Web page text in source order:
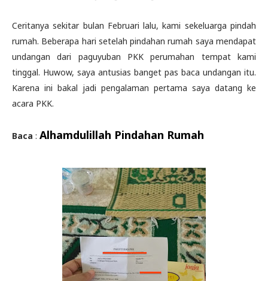
Ceritanya sekitar bulan Februari lalu, kami sekeluarga pindah
rumah. Beberapa hari setelah pindahan rumah saya mendapat
undangan dari paguyuban PKK perumahan tempat kami
tinggal. Huwow, saya antusias banget pas baca undangan itu.
Karena ini bakal jadi pengalaman pertama saya datang ke
acara PKK.
Baca : Alhamdulillah Pindahan Rumah